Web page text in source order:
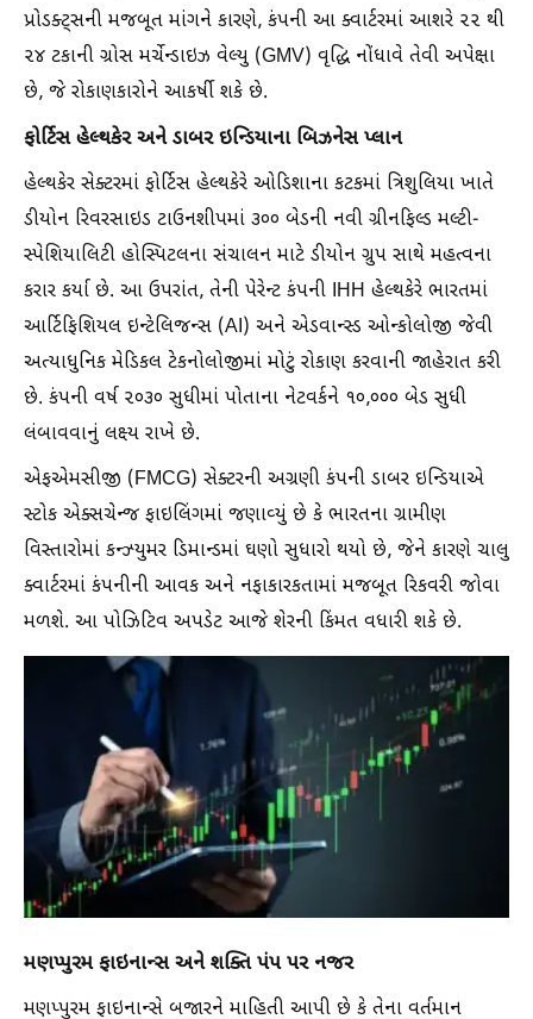
પ્રોડક્ટ્સની મજબૂત માંગને કારણે, કંપની આ ક્વાર્ટરમાં આશરે ૨૨ થી
૨૪ ટકાની ગ્રોસ મર્ચેન્ડાઇઝ વેલ્યુ (GMV) વૃદ્ધિ નોંધાવે તેવી અપેક્ષા
છે, જે રોકાણકારોને આકર્ષી શકે છે.
ફોર્ટિસ હેલ્થકેર અને ડાબર ઇન્ડિયાના બિઝનેસ પ્લાન
હેલ્થકેર સેક્ટરમાં ફોર્ટિસ હેલ્થકેરે ઓડિશાના કટકમાં ત્રિશુલિયા ખાતે
ડીયોન રિવરસાઇડ ટાઉનશીપમાં ૩૦૦ બેડની નવી ગ્રીનફિલ્ડ મલ્ટી-
સ્પેશિયાલિટી હોસ્પિટલના સંચાલન માટે ડીયોન ગ્રુપ સાથે મહત્વના
કરાર કર્યા છે. આ ઉપરાંત, તેની પેરેન્ટ કંપની IHH હેલ્થકેરે ભારતમાં
આર્ટિફિશિયલ ઇન્ટેલિજન્સ (AI) અને એડવાન્સ્ડ ઓન્કોલોજી જેવી
અત્યાધુનિક મેડિકલ ટેકનોલોજીમાં મોટું રોકાણ કરવાની જાહેરાત કરી
છે. કંપની વર્ષ ૨૦૩૦ સુધીમાં પોતાના નેટવર્કને ૧૦,૦૦૦ બેડ સુધી
લંબાવવાનું લક્ષ્‍ય રાખે છે.
એફએમસીજી (FMCG) સેક્ટરની અગ્રણી કંપની ડાબર ઇન્ડિયાએ
સ્ટોક એક્સચેન્જ ફાઇલિંગમાં જણાવ્યું છે કે ભારતના ગ્રામીણ
વિસ્તારોમાં કન્ઝ્યુમર ડિમાન્ડમાં ઘણો સુધારો થયો છે, જેને કારણે ચાલુ
ક્વાર્ટરમાં કંપનીની આવક અને નફાકારકતામાં મજબૂત રિકવરી જોવા
મળશે. આ પોઝિટિવ અપડેટ આજે શેરની કિંમત વધારી શકે છે.
મણપ્પુરમ ફાઇનાન્સ અને શક્તિ પંપ પર નજર
મણપ્પુરમ ફાઇનાન્સે બજારને માહિતી આપી છે કે તેના વર્તમાન